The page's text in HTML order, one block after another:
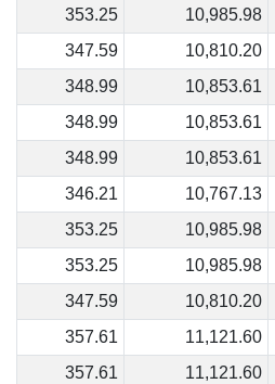
10,985.98
353.25
10,810.20
347.59
10,853.61
348.99
10,853.61
348.99
10,853.61
348.99
10,767.13
346.21
10,985.98
353.25
10,985.98
353.25
10,810.20
347.59
11,121.60
357.61
11,121.60
357.61